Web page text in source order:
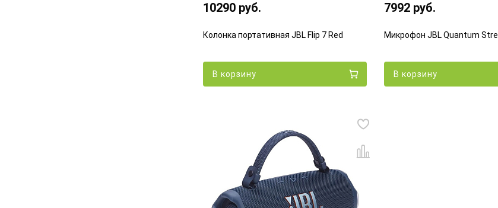
10290 руб.
Колонка портативная JBL Flip 7 Red
В корзину
7992 руб.
Микрофон JBL Quantum
В корзину